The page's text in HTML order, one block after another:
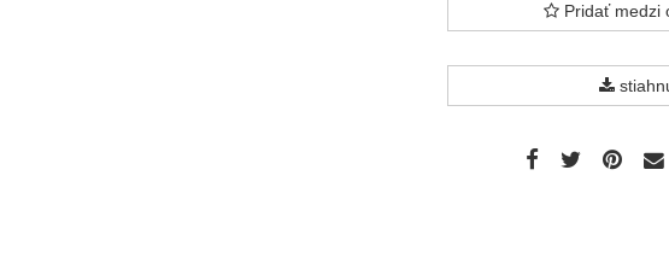
Pridať medzi